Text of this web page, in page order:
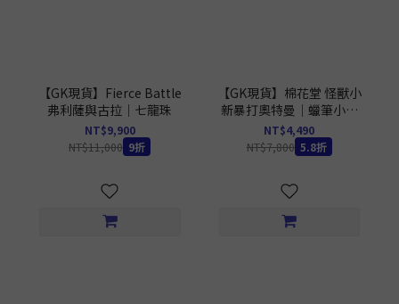
【GK現貨】Fierce Battle
弗利薩與古拉｜七龍珠
NT$9,900
NT$11,000 9折
【GK現貨】棉花堂 怪獸小
新暴打奧特曼｜蠟筆小新
特惠品無售後
NT$4,490
NT$7,800 5.8折